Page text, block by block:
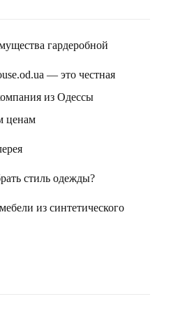
гардеробной
— это честная
из Одессы
ценам
стиль одежды?
из синтетического